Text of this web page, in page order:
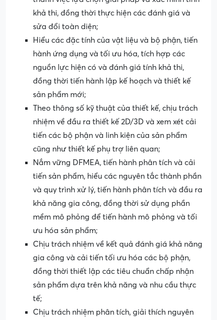
khả thi, đồng thời thực hiện các đánh giá và
sửa đổi toàn diện;
Hiểu các đặc tính của vật liệu và bộ phận, tiến
hành ứng dụng và tối ưu hóa, tích hợp các
nguồn lực hiện có và đánh giá tính khả thi,
đồng thời tiến hành lập kế hoạch và thiết kế
sản phẩm mới;
Theo thông số kỹ thuật của thiết kế, chịu trách
nhiệm về đầu ra thiết kế 2D/3D và xem xét cải
tiến các bộ phận và linh kiện của sản phẩm
cũng như thiết kế phụ trợ liên quan;
Nắm vững DFMEA, tiến hành phân tích và cải
tiến sản phẩm, hiểu các nguyên tắc thành phần
và quy trình xử lý, tiến hành phân tích và đầu ra
khả năng gia công, đồng thời sử dụng phần
mềm mô phỏng để tiến hành mô phỏng và tối
ưu hóa sản phẩm;
Chịu trách nhiệm về kết quả đánh giá khả năng
gia công và cải tiến tối ưu hóa các bộ phận,
đồng thời thiết lập các tiêu chuẩn chấp nhận
sản phẩm dựa trên khả năng và nhu cầu thực
tế;
Chịu trách nhiệm phân tích, giải thích nguyên